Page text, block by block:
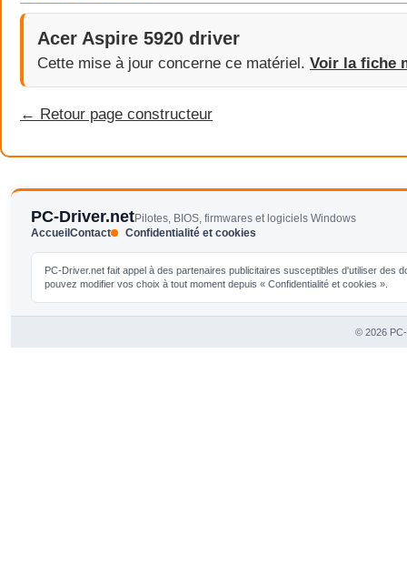
Acer Aspire 5920 driver
Cette mise à jour concerne ce matériel. Voir la fiche
← Retour page constructeur
PC-Driver.netPilotes, BIOS, firmwares et logiciels Windows
Accueil Contact Confidentialité et cookies
PC-Driver.net fait appel à des partenaires publicitaires susceptibles d'utiliser
pouvez modifier vos choix à tout moment depuis « Confidentialité et cookies ».
© 2026